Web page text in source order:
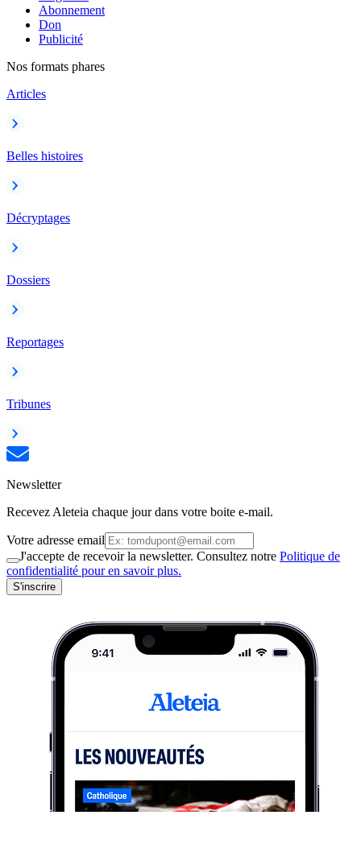
Abonnement
Don
Publicité
Nos formats phares
Articles
Belles histoires
Décryptages
Dossiers
Reportages
Tribunes
Newsletter
Recevez Aleteia chaque jour dans votre boite e-mail.
Votre adresse email
J'accepte de recevoir la newsletter. Consultez notre Politique de
confidentialité pour en savoir plus.
S'inscrire